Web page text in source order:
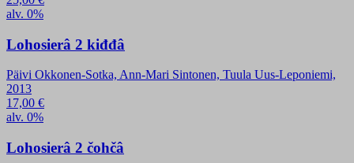
alv. 0%
Lohosierâ 2 kiđđâ
Päivi Okkonen-Sotka, Ann-Mari Sintonen, Tuula Uus-Leponiemi,
2013
17,00 €
alv. 0%
Lohosierâ 2 čohčâ